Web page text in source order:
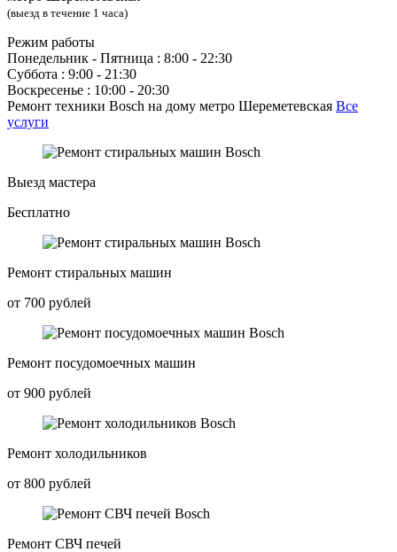
(выезд в течение 1 часа)
Режим работы
Понедельник ‐ Пятница : 8:00 - 22:30
Суббота : 9:00 - 21:30
Воскресенье : 10:00 - 20:30
Ремонт техники Bosch на дому метро Шереметевская Все
услуги
Выезд мастера
Бесплатно
Ремонт стиральных машин
от 700 рублей
Ремонт посудомоечных машин
от 900 рублей
Ремонт холодильников
от 800 рублей
Ремонт СВЧ печей